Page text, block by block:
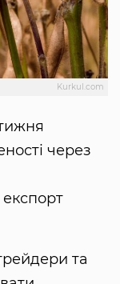
Kurkul.com
через
та